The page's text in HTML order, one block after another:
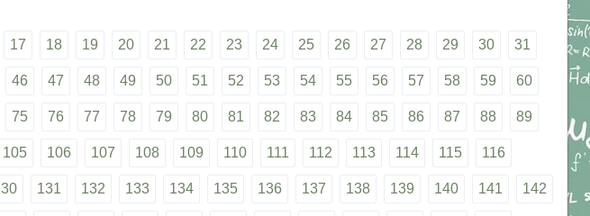
17 18 19 20 21 22 23 24 25 26 27 28 29 30 31
46 47 48 49 50 51 52 53 54 55 56 57 58 59 60
75 76 77 78 79 80 81 82 83 84 85 86 87 88 89
105 106 107 108 109 110 111 112 113 114 115 116
131 132 133 134 135 136 137 138 139 140 141 142